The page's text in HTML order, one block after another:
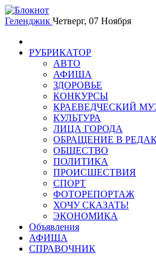
Геленджик Четверг, 07 Ноября
РУБРИКАТОР
АВТО
АФИША
ЗДОРОВЬЕ
КОНКУРСЫ
КРАЕВЕДЧЕСКИЙ
КУЛЬТУРА
ЛИЦА ГОРОДА
ОБРАЩЕНИЕ В
ОБЩЕСТВО
ПОЛИТИКА
ПРОИСШЕСТВИЯ
СПОРТ
ФОТОРЕПОРТАЖ
ХОЧУ СКАЗАТЬ!
ЭКОНОМИКА
Объявления
АФИША
СПРАВОЧНИК